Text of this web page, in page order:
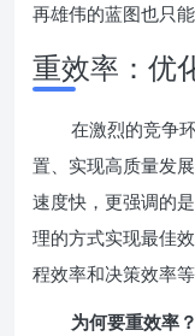
再雄伟的蓝图也只能
重效率：优
在激烈的竞争
置、实现高质量发
速度快，更强调的
理的方式实现最佳
程效率和决策效率等
为何要重效率？